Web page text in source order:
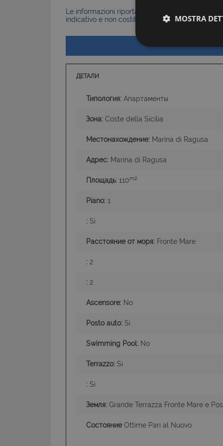
Le informazioni riportate nell’annuncio,
indicativo e non costituiscono elemento
ДЕТАЛИ
Типология: Апартаменты
Зона: Coste della Sicilia
Местонахождение: Marina di Ragusa
Адрес: Marina di Ragusa
Площадь: 110m2
Piano: 1
: Si
Расстояние от моря: Fronte Mare
: 2
: 2
Ascensore: No
Posto auto: Si
Swimming Pool: No
Terrazzo: Si
: Si
Земля: Grande Terrazza Fronte Mare e
СостояниеOttime Pari al Nuovo
MOSTRA
I cookie
dell'account. Il sito